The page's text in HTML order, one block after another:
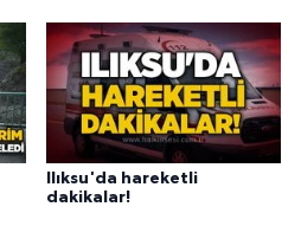
Ilıksu'da hareketli
dakikalar!